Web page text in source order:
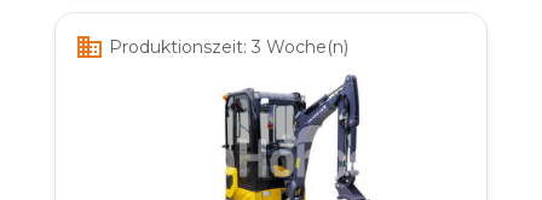
business Produktionszeit: 3 Woche(n)